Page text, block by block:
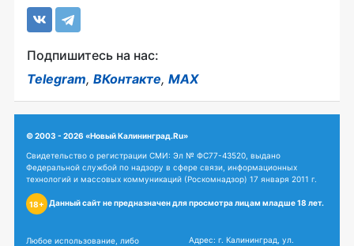
Подпишитесь на нас:
Telegram, ВКонтакте, MAX
© 2003 - 2026 «Новый Калининград.Ru»
Свидетельство о регистрации СМИ: Эл № ФС77-43520, выдано
Федеральной службой по надзору в сфере связи, информационных
технологий и массовых коммуникаций (Роскомнадзор) 17 января 2011 г.
18+ Данный сайт не предназначен для просмотра лицам младше 18 лет.
Любое использование, либо
Адрес: г. Калининград, ул.